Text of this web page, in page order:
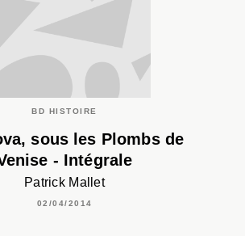
BD HISTOIRE
sous les Plombs de
- Intégrale
Patrick Mallet
02/04/2014